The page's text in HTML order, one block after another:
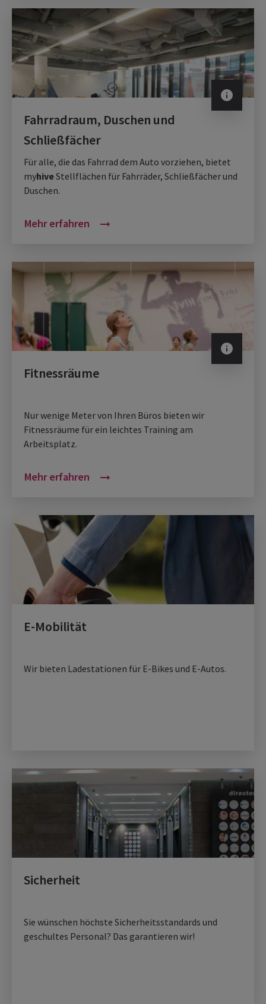
info
Fahrradraum, Duschen und
Schließfächer
Für alle, die das Fahrrad dem Auto vorziehen, bietet
myhiveStellflächen für Fahrräder, Schließfächer und
Duschen.
Mehr erfahren arrow_right_alt
info
Fitnessräume
Nur wenige Meter von Ihren Büros bieten wir
Fitnessräume für ein leichtes Training am
Arbeitsplatz.
Mehr erfahren arrow_right_alt
E-Mobilität
Wir bieten Ladestationen für E-Bikes und E-Autos.
Sicherheit
Sie wünschen höchste Sicherheitsstandards und
geschultes Personal? Das garantieren wir!